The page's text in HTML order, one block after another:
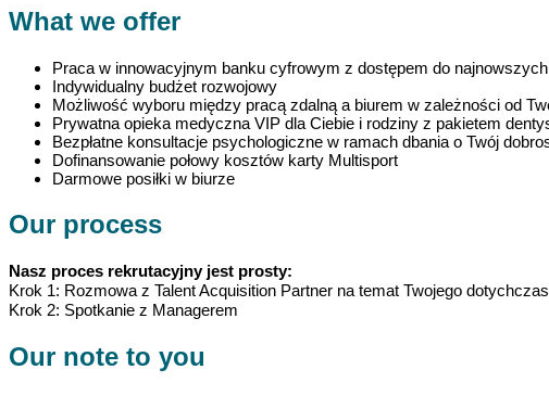
What we offer
Praca w innowacyjnym banku cyfrowym z dostępem do
Indywidualny budżet rozwojowy
Możliwość wyboru między pracą zdalną a biurem w zależności od
Prywatna opieka medyczna VIP dla Ciebie i rodziny z pakietem
Bezpłatne konsultacje psychologiczne w ramach dbania o Twój
Dofinansowanie połowy kosztów karty Multisport
Darmowe posiłki w biurze
Our process
Nasz proces rekrutacyjny jest prosty:
Krok 1: Rozmowa z Talent Acquisition Partner na temat Twojego
Krok 2: Spotkanie z Managerem
Our note to you